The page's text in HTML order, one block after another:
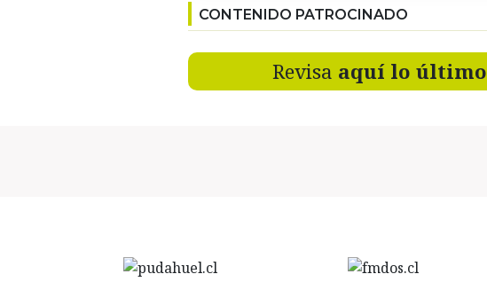
CONTENIDO PATROCINADO
Revisa aquí lo último